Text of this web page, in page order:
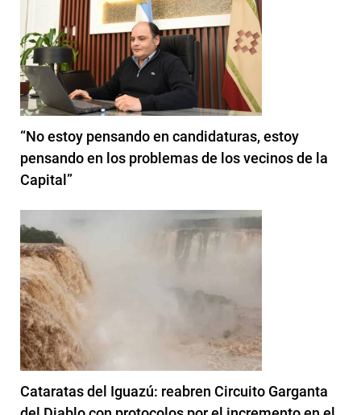
“No estoy pensando en candidaturas, estoy
pensando en los problemas de los vecinos de la
Capital”
Cataratas del Iguazú: reabren Circuito Garganta